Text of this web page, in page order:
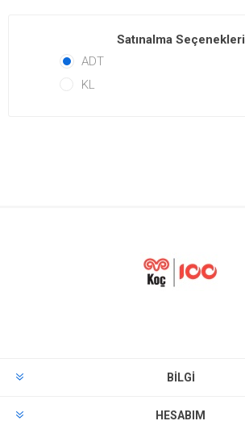
Satınalma Seçenekleri
ADT
KL
BILGI
HESABIM